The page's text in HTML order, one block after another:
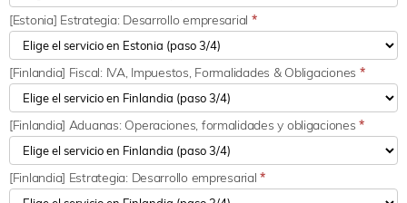
[Estonia] Estrategia: Desarrollo empresarial *
[Finlandia] Fiscal: IVA, Impuestos, Formalidades & Obligaciones *
[Finlandia] Aduanas: Operaciones, formalidades y obligaciones*
[Finlandia] Estrategia: Desarrollo empresarial*